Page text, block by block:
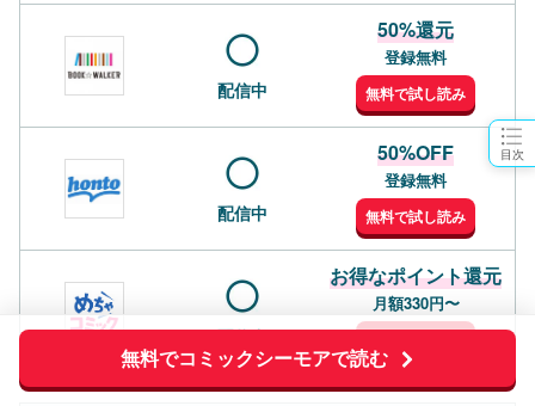
無料でコミックシーモアで読む
目次
配信中
50%還元
登録無料
無料で試し読み
配信中
50%OFF
登録無料
無料で試し読み
配信中
お得なポイント還元
月額330円〜